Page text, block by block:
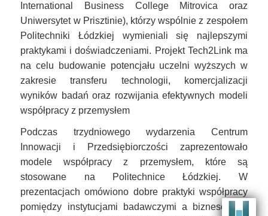
International Business College Mitrovica oraz
Uniwersytet w Prisztinie), którzy wspólnie z zespołem
Politechniki Łódzkiej wymieniali się najlepszymi
praktykami i doświadczeniami. Projekt Tech2Link ma
na celu budowanie potencjału uczelni wyższych w
zakresie transferu technologii, komercjalizacji
wyników badań oraz rozwijania efektywnych modeli
współpracy z przemysłem
Podczas trzydniowego wydarzenia Centrum
Innowacji i Przedsiębiorczości zaprezentowało
modele współpracy z przemysłem, które są
stosowane na Politechnice Łódzkiej. W
prezentacjach omówiono dobre praktyki współpracy
pomiędzy instytucjami badawczymi a biznesem, a
Image